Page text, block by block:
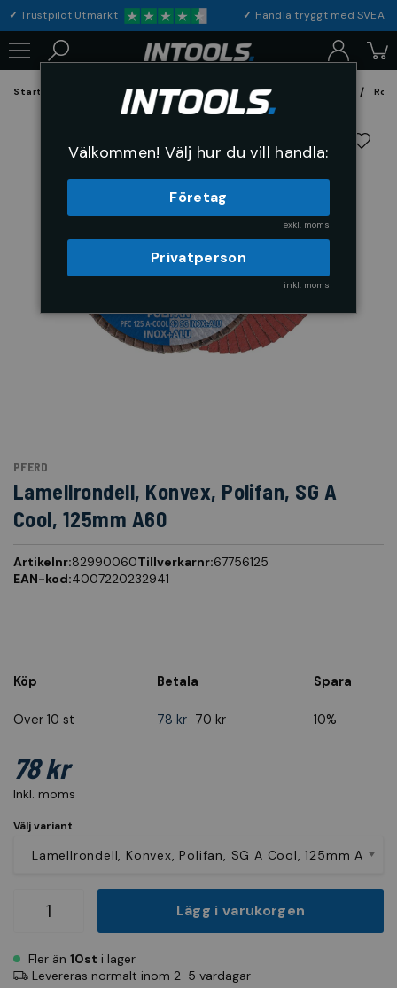
✓Trustpilot Utmärkt ✓ Handla tryggt med
Startsida Förbrukning & Maskintillbehör Fil, Slip och Borstar
PFERD
Lamellrondell, Konvex, Polifan, SG A
Cool, 125mm A60
Artikelnr:82990060Tillverkarnr:67756125
EAN-kod:4007220232941
Köp Betala Spara
Över 10 st 78 kr 70 kr 10%
Inkl. moms
78 kr
Välj variant
Lägg i varukorgen
Fler än 10st i lager
Levereras normalt inom 2-5 vardagar
Välkommen! Välj hur du vill handla:
Företag
exkl. moms
Privatperson
inkl. moms